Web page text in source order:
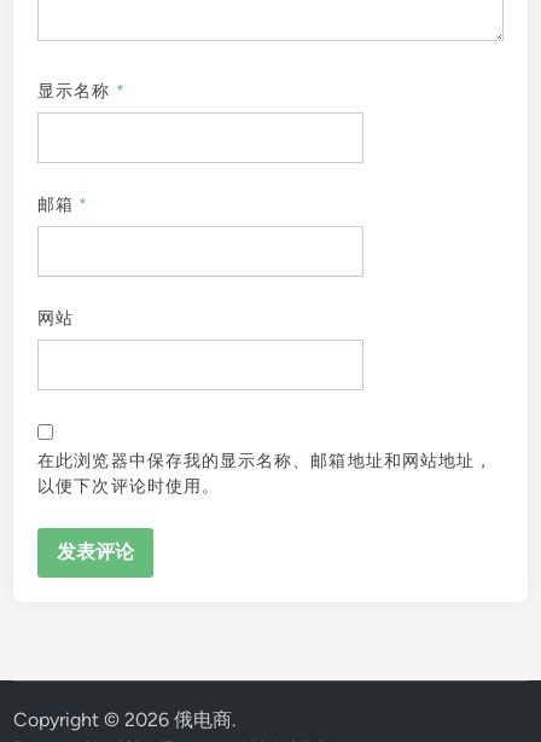
显示名称 *
邮箱 *
网站
在此浏览器中保存我的显示名称、邮箱地址和网站地址，
以便下次评论时使用。
Copyright © 2026俄电商.